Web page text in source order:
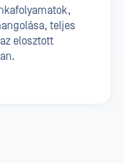
teljes
elosztott